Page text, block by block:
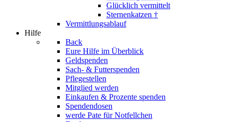
Glücklich vermittelt
Sternenkatzen †
Vermittlungsablauf
Hilfe
Back
Eure Hilfe im Überblick
Geldspenden
Sach- & Futterspenden
Pflegestellen
Mitglied werden
Einkaufen & Prozente spenden
Spendendosen
werde Pate für Notfellchen